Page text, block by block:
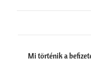
Mi történik a